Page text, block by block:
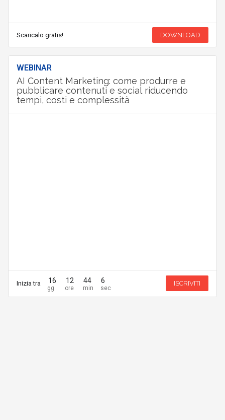
Scaricalo gratis! DOWNLOAD
WEBINAR
AI Content Marketing: come produrre e
pubblicare contenuti e social riducendo
tempi, costi e complessità
Inizia tra 16 12 44 6 ISCRIVITI